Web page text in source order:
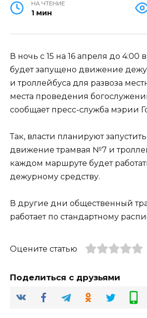
НА ЧТЕНИЕ
1 мин
В ночь с 15 на 16 апреля до 4:00
будет запущено движение
и троллейбуса для развоза
места проведения
сообщает пресс-служба мэрии
Так, власти планируют
движение трамвая №7 и
каждом маршруте будет
дежурному средству.
В другие дни общественный
работает по стандартному
Оцените статью
Поделиться с друзьями